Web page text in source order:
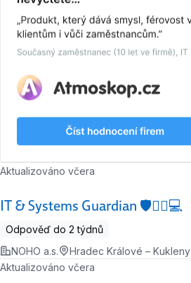
IT & Systems Guardian 🛡️🧙‍♂️💻
Aktualizováno včera
Odpověď do 2 týdnů
NOHO a.s.
Hradec Králové – Kukleny
Aktualizováno včera